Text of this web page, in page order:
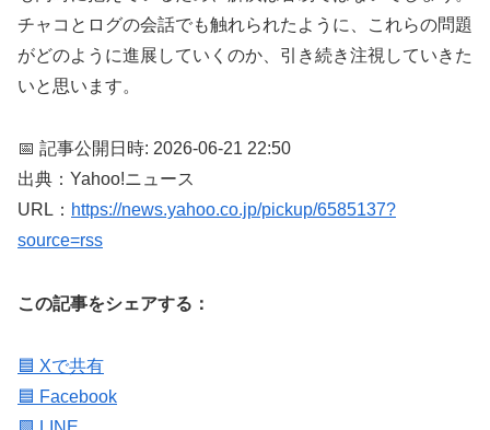
チャコとログの会話でも触れられたように、これらの問題
がどのように進展していくのか、引き続き注視していきた
いと思います。
📅 記事公開日時: 2026-06-21 22:50
出典：Yahoo!ニュース
URL： https://news.yahoo.co.jp/pickup/6585137?
source=rss
この記事をシェアする：
🟦 Xで共有
🟦 Facebook